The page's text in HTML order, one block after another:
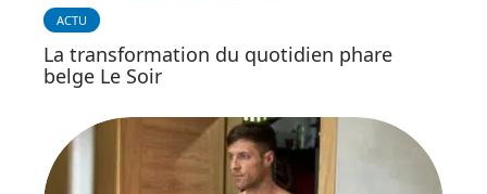
ACTU
La transformation du quotidien phare
belge Le Soir